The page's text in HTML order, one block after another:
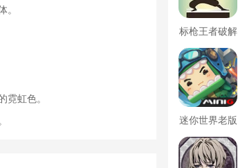
。
霓虹色。
标枪王者破解
版无限金币钻
石内置菜单
迷你世界老版
本下载